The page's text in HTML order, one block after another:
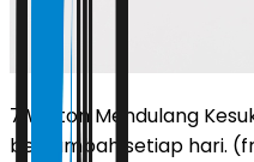
7 Weton Mendulang
bertambah setiap hari.